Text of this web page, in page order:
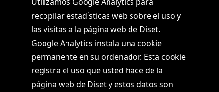
recopilar estadísticas web sobre el uso y
las visitas a la página web de Diset.
Google Analytics instala una cookie
permanente en su ordenador. Esta cookie
registra el uso que usted hace de la
página web de Diset y estos datos son